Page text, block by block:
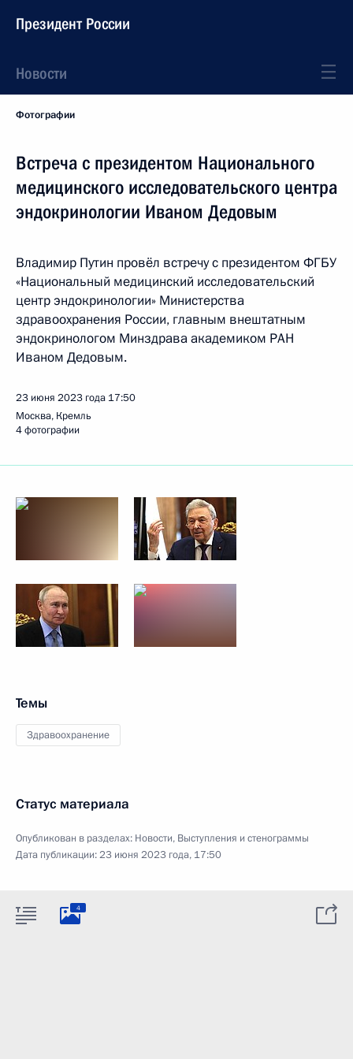
Президент России
Новости
Фотографии
Встреча с президентом Национального
медицинского исследовательского центра
эндокринологии Иваном Дедовым
Владимир Путин провёл встречу с президентом ФГБУ
«Национальный медицинский исследовательский
центр эндокринологии» Министерства
здравоохранения России, главным внештатным
эндокринологом Минздрава академиком РАН
Иваном Дедовым.
23 июня 2023 года 17:50
Москва, Кремль
4 фотографии
Темы
Здравоохранение
Статус материала
Опубликован в разделах: Новости, Выступления и стенограммы
Дата публикации:23 июня 2023 года, 17:50
4